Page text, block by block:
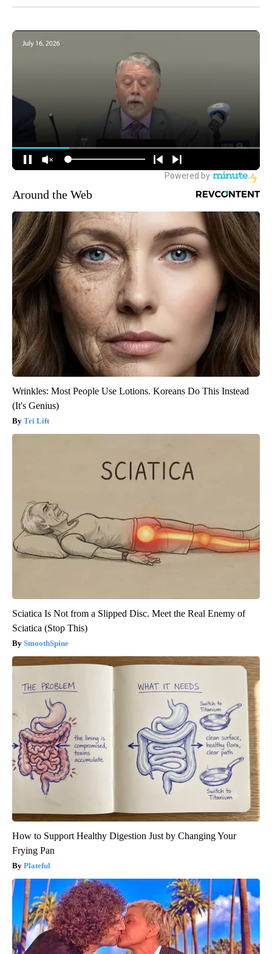
Around the Web
Wrinkles: Most People Use Lotions. Koreans Do This Instead
(It's Genius)
Tri Lift
Sciatica Is Not from a Slipped Disc. Meet the Real Enemy of
Sciatica (Stop This)
SmoothSpine
How to Support Healthy Digestion Just by Changing Your
Frying Pan
Plateful